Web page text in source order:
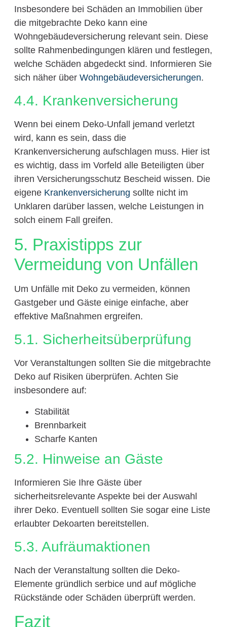
Insbesondere bei Schäden an Immobilien über
die mitgebrachte Deko kann eine
Wohngebäudeversicherung relevant sein. Diese
sollte Rahmenbedingungen klären und festlegen,
welche Schäden abgedeckt sind. Informieren Sie
sich näher über Wohngebäudeversicherungen.
4.4. Krankenversicherung
Wenn bei einem Deko-Unfall jemand verletzt
wird, kann es sein, dass die
Krankenversicherung aufschlagen muss. Hier ist
es wichtig, dass im Vorfeld alle Beteiligten über
ihren Versicherungsschutz Bescheid wissen. Die
eigene Krankenversicherung sollte nicht im
Unklaren darüber lassen, welche Leistungen in
solch einem Fall greifen.
5. Praxistipps zur
Vermeidung von Unfällen
Um Unfälle mit Deko zu vermeiden, können
Gastgeber und Gäste einige einfache, aber
effektive Maßnahmen ergreifen.
5.1. Sicherheitsüberprüfung
Vor Veranstaltungen sollten Sie die mitgebrachte
Deko auf Risiken überprüfen. Achten Sie
insbesondere auf:
Stabilität
Brennbarkeit
Scharfe Kanten
5.2. Hinweise an Gäste
Informieren Sie Ihre Gäste über
sicherheitsrelevante Aspekte bei der Auswahl
ihrer Deko. Eventuell sollten Sie sogar eine Liste
erlaubter Dekoarten bereitstellen.
5.3. Aufräumaktionen
Nach der Veranstaltung sollten die Deko-
Elemente gründlich serbice und auf mögliche
Rückstände oder Schäden überprüft werden.
Fazit